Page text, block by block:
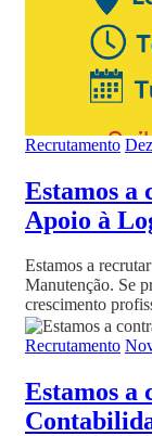
Recrutamento
Estamos a
Apoio à
Estamos a
Manutenção. Se
crescimento
Recrutamento
Estamos